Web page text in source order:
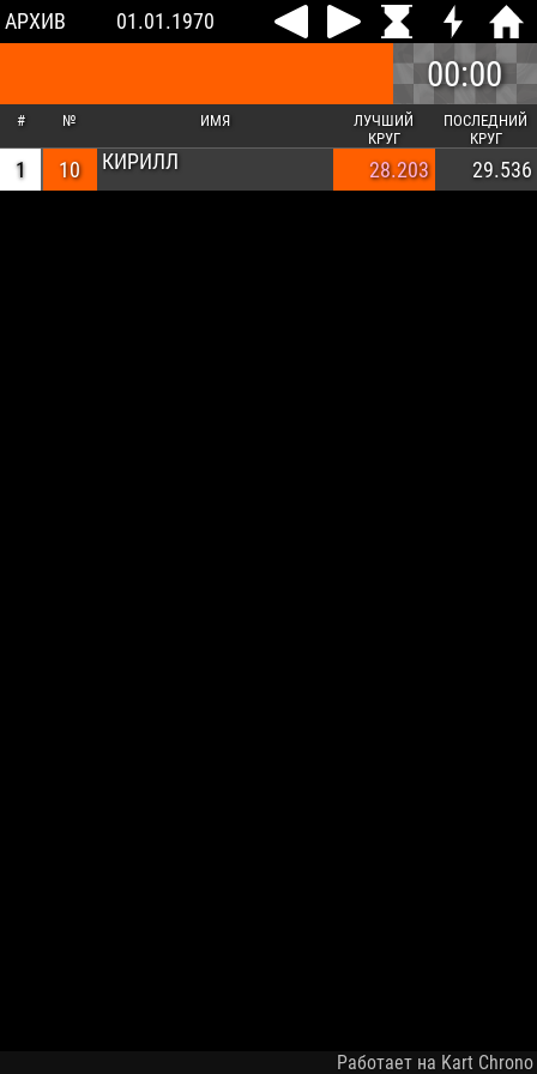
АРХИВ 01.01.1970
00:00
# № ИМЯ
ЛУЧШИЙ
КРУГ
ПОСЛЕДНИЙ
КРУГ
1 10 КИРИЛЛ 28.203 29.536
Работает на Kart Chrono